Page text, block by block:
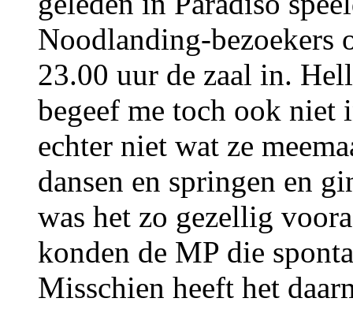
Noodlanding-bezoekers
23.00 uur de zaal in.
begeef me toch ook
echter niet wat ze
dansen en springen en
was het zo gezellig
konden de MP die
Misschien heeft het